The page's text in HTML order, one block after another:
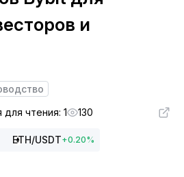
и
чтения: 1 130
ETH/USDT+0.20%